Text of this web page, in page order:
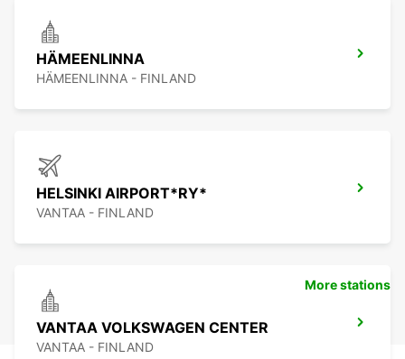
HÄMEENLINNA
HÄMEENLINNA - FINLAND
HELSINKI AIRPORT*RY*
VANTAA - FINLAND
VANTAA VOLKSWAGEN CENTER
VANTAA - FINLAND
More stations